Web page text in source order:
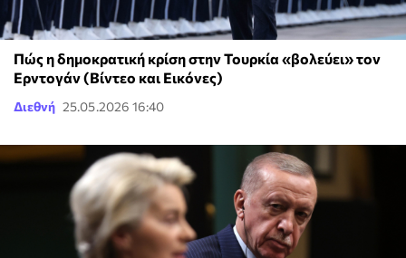
Πώς η δημοκρατική κρίση στην Τουρκία «βολεύει» τον
Ερντογάν (Βίντεο και Εικόνες)
Διεθνή 25.05.2026 16:40